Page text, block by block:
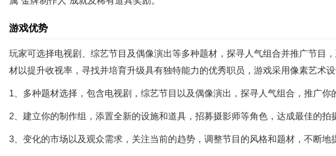
游戏优势
玩家可选择电视剧、综艺节目及偶像演出等多种题材，探寻人气组合并推广节目
材以提升收视率，寻找并培育升级具有独特能力的优秀职员，游戏采用像素艺术设
1、多种题材选择，包含电视剧，综艺节目以及偶像演出，探寻人气组合，推广你
2、建立你的制作组，添置全新的设施和道具，招募摄影师等角色，达成最佳的拍
3、变化的市场以及观众需求，关注当前的趋势，调整节目的风格和题材，不断地